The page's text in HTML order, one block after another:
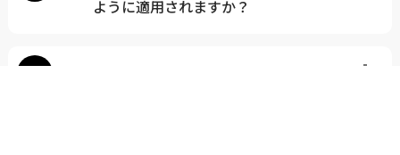
ように適用されますか？
Q